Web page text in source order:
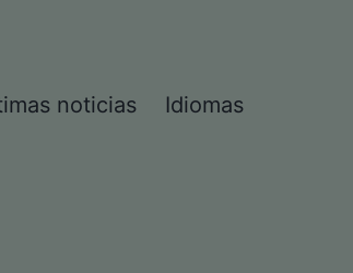
noticias Idiomas